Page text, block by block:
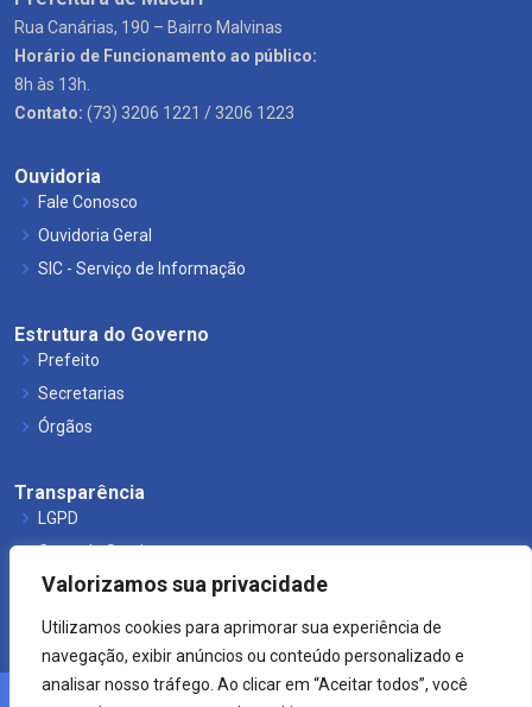
Valorizamos sua privacidade
Utilizamos cookies para aprimorar sua experiência de
navegação, exibir anúncios ou conteúdo personalizado e
analisar nosso tráfego. Ao clicar em “Aceitar todos”, você
Rua Canárias, 190 – Bairro Malvinas
Horário de Funcionamento ao público:
8h às 13h.
Contato: (73) 3206 1221 / 3206 1223
Ouvidoria
Fale Conosco
Ouvidoria Geral
SIC - Serviço de Informação
Estrutura do Governo
Prefeito
Secretarias
Órgãos
Transparência
LGPD
Carta de Serviços
Leis Municipais